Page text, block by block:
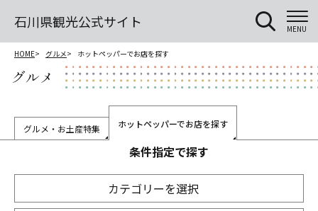
石川県観光公式サイト MENU
HOME グルメ ホットペッパーでお店を探す
グルメ
グルメ・お土産特集 ホットペッパーでお店を探す
条件指定で探す
カテゴリーを選択